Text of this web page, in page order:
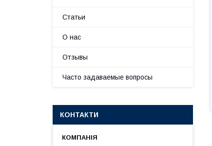
Статьи
О нас
Отзывы
Часто задаваемые вопросы
КОНТАКТИ